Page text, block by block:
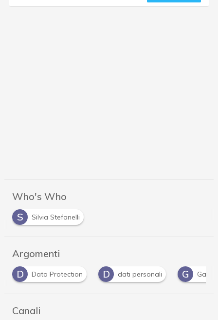
Who's Who
S
Silvia Stefanelli
Argomenti
D
dati personali G Garante Privacy G Gdpr
Canali